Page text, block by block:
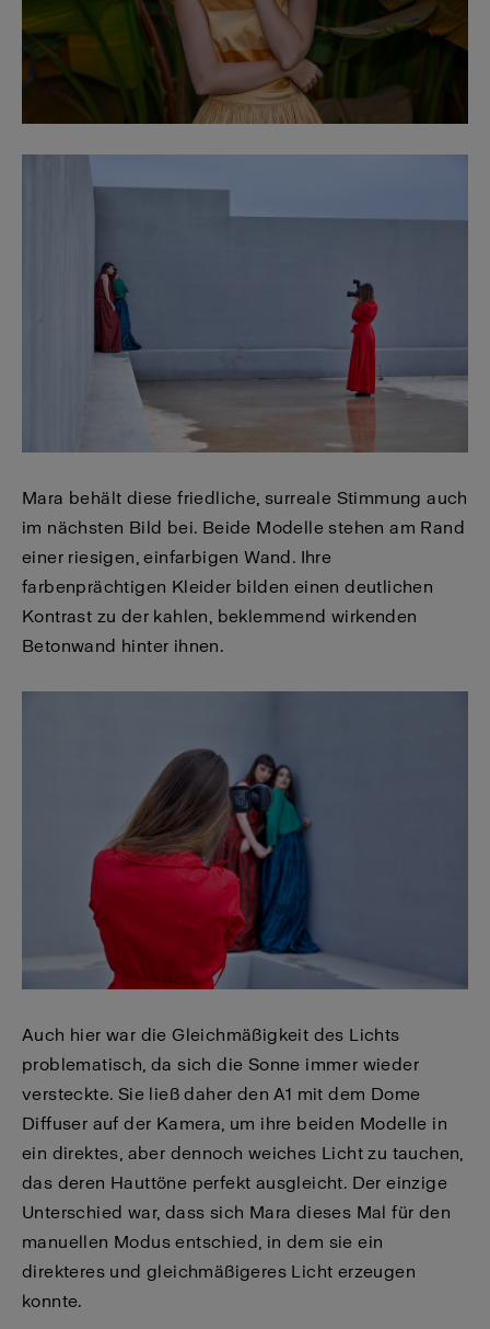
Mara behält diese friedliche, surreale Stimmung auch
im nächsten Bild bei. Beide Modelle stehen am Rand
einer riesigen, einfarbigen Wand. Ihre
farbenprächtigen Kleider bilden einen deutlichen
Kontrast zu der kahlen, beklemmend wirkenden
Betonwand hinter ihnen.
Auch hier war die Gleichmäßigkeit des Lichts
problematisch, da sich die Sonne immer wieder
versteckte. Sie ließ daher den A1 mit dem Dome
Diffuser auf der Kamera, um ihre beiden Modelle in
ein direktes, aber dennoch weiches Licht zu tauchen,
das deren Hauttöne perfekt ausgleicht. Der einzige
Unterschied war, dass sich Mara dieses Mal für den
manuellen Modus entschied, in dem sie ein
direkteres und gleichmäßigeres Licht erzeugen
konnte.